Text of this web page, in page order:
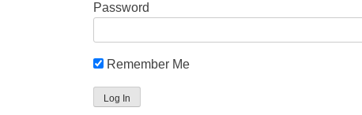
Password
Remember Me